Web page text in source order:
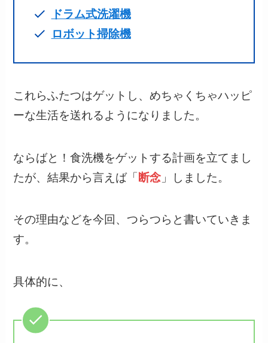
ドラム式洗濯機
ロボット掃除機
これらふたつはゲットし、めちゃくちゃハッピ
ーな生活を送れるようになりました。
ならばと！食洗機をゲットする計画を立てまし
たが、結果から言えば「 断念 」しました。
その理由などを今回、つらつらと書いていきま
す。
具体的に、